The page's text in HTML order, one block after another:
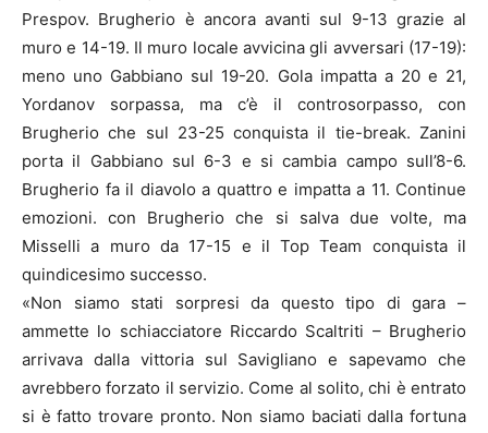
Prespov. Brugherio è ancora avanti sul 9-13 grazie al
muro e 14-19. Il muro locale avvicina gli avversari (17-19):
meno uno Gabbiano sul 19-20. Gola impatta a 20 e 21,
Yordanov sorpassa, ma c’è il controsorpasso, con
Brugherio che sul 23-25 conquista il tie-break. Zanini
porta il Gabbiano sul 6-3 e si cambia campo sull’8-6.
Brugherio fa il diavolo a quattro e impatta a 11. Continue
emozioni. con Brugherio che si salva due volte, ma
Misselli a muro da 17-15 e il Top Team conquista il
quindicesimo successo.
«Non siamo stati sorpresi da questo tipo di gara –
ammette lo schiacciatore Riccardo Scaltriti – Brugherio
arrivava dalla vittoria sul Savigliano e sapevamo che
avrebbero forzato il servizio. Come al solito, chi è entrato
si è fatto trovare pronto. Non siamo baciati dalla fortuna